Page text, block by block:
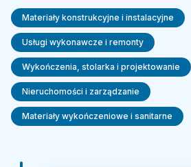
Materiały konstrukcyjne i instalacyjne
Usługi wykonawcze i remonty
Wykończenia, stolarka i projektowanie
Nieruchomości i zarządzanie
Materiały wykończeniowe i sanitarne